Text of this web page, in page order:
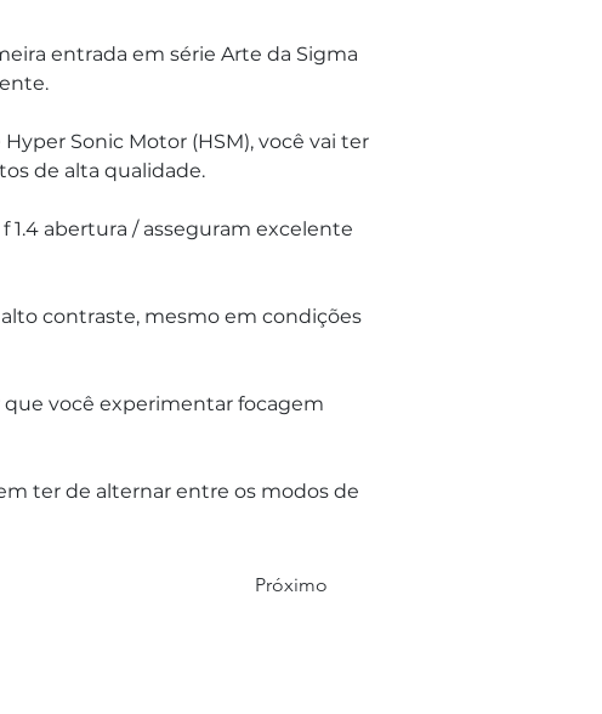
entrada em série Arte da Sigma
Sonic Motor (HSM), você vai ter
de alta qualidade.
1.4 abertura / asseguram excelente
contraste, mesmo em condições
você experimentar focagem
ter de alternar entre os modos de
Próximo